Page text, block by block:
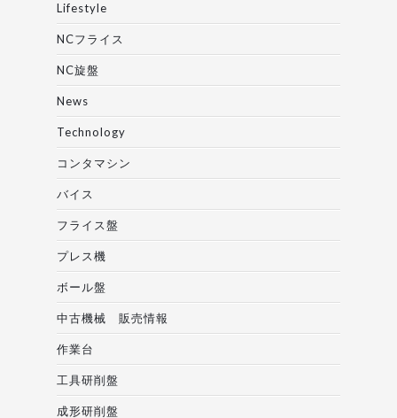
Lifestyle
NCフライス
NC旋盤
News
Technology
コンタマシン
バイス
フライス盤
プレス機
ボール盤
中古機械 販売情報
作業台
工具研削盤
成形研削盤